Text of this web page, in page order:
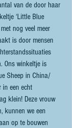
van de door haar
‘Little Blue
nog veel meer
is door mensen
Ons winkeltje is
Sheep in China/
in een echt
klein! Deze vrouw
kunnen we een
op te bouwen